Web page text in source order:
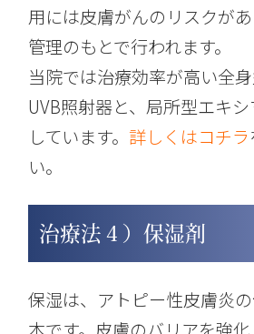
用には皮膚がんのリスクが
管理のもとで行われます。
当院では治療効率が高い全
UVB照射器と、局所型エキ
しています。詳しくはコチラ
い。
治療法４）保湿剤
保湿は、アトピー性皮膚炎